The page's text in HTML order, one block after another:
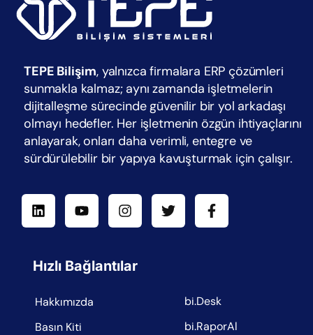
TEPE Bilişim, yalnızca firmalara ERP çözümleri
sunmakla kalmaz; aynı zamanda işletmelerin
dijitalleşme sürecinde güvenilir bir yol arkadaşı
olmayı hedefler. Her işletmenin özgün ihtiyaçlarını
anlayarak, onları daha verimli, entegre ve
sürdürülebilir bir yapıya kavuşturmak için çalışır.
Hızlı Bağlantılar
Hakkımızda
Basın Kiti
bi.Desk
bi.RaporAl